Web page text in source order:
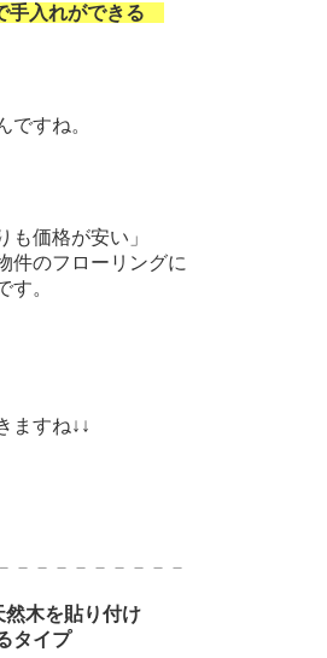
手入れができる
ですね。
も価格が安い」
件のフローリングに
す。
ますね↓↓
－－ －－－－－－－
木を貼り付け
タイプ